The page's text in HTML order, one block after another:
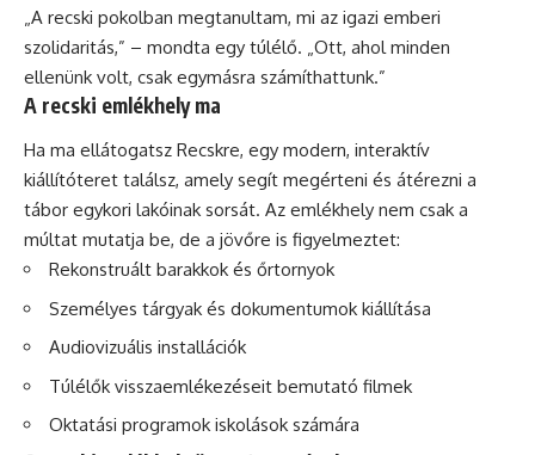
„A recski pokolban megtanultam, mi az igazi emberi
szolidaritás,” – mondta egy túlélő. „Ott, ahol minden
ellenünk volt, csak egymásra számíthattunk.”
A recski emlékhely ma
Ha ma ellátogatsz Recskre, egy modern, interaktív
kiállítóteret találsz, amely segít megérteni és átérezni a
tábor egykori lakóinak sorsát. Az emlékhely nem csak a
múltat mutatja be, de a jövőre is figyelmeztet:
Rekonstruált barakkok és őrtornyok
Személyes tárgyak és dokumentumok kiállítása
Audiovizuális installációk
Túlélők visszaemlékezéseit bemutató filmek
Oktatási programok iskolások számára